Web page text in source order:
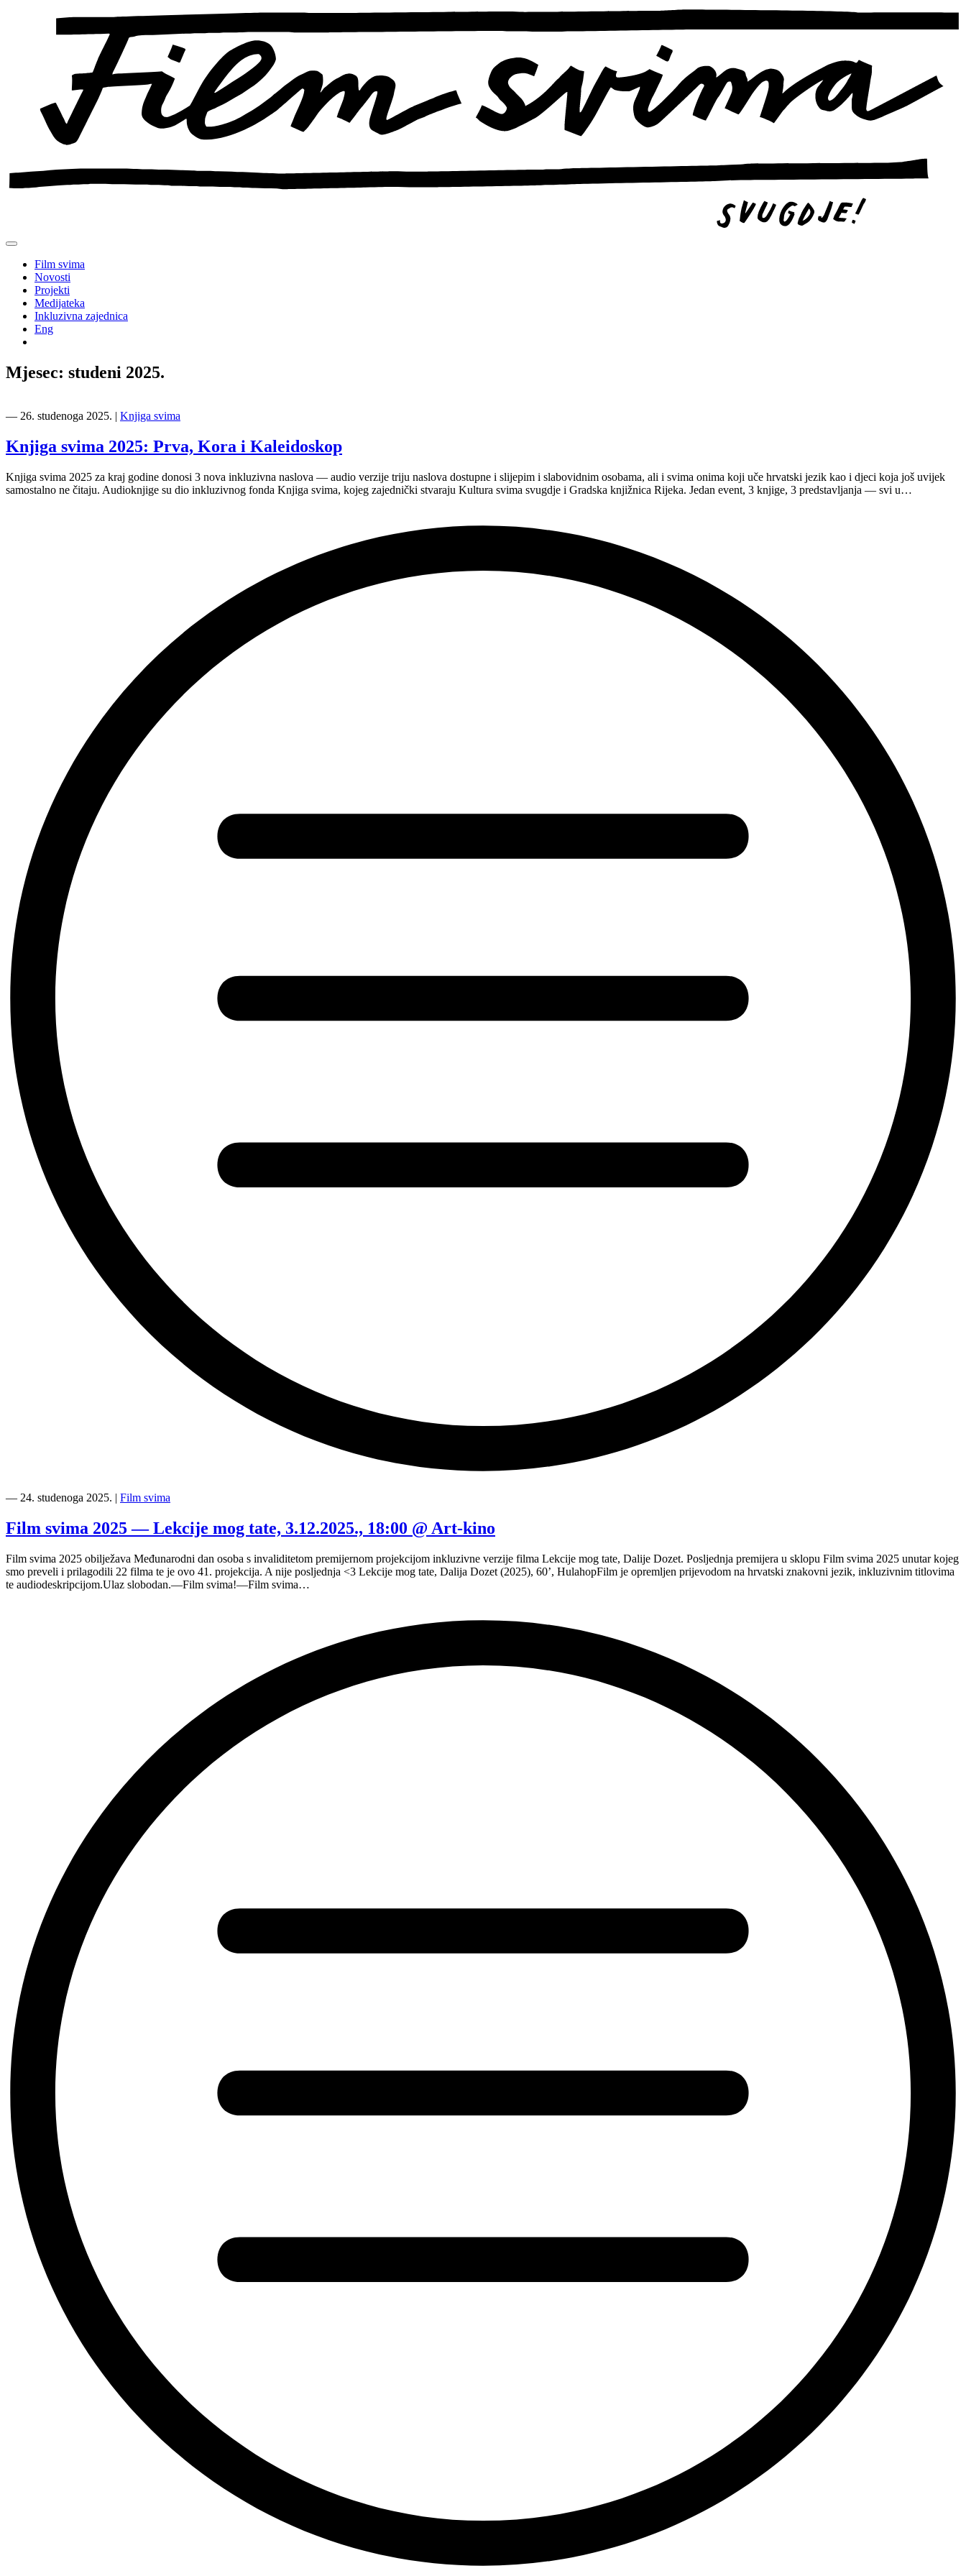
Film svima
Novosti
Projekti
Medijateka
Inkluzivna zajednica
Eng
Mjesec: studeni 2025.
― 26. studenoga 2025. | Knjiga svima
Knjiga svima 2025: Prva, Kora i Kaleidoskop
Knjiga svima 2025 za kraj godine donosi 3 nova inkluzivna naslova — audio verzije triju naslova dostupne i slijepim i slabovidnim osobama, ali i svima onima koji uče hrvatski jezik kao i djeci koja još uvijek
samostalno ne čitaju. Audioknjige su dio inkluzivnog fonda Knjiga svima, kojeg zajednički stvaraju Kultura svima svugdje i Gradska knjižnica Rijeka. Jedan event, 3 knjige, 3 predstavljanja — svi u…
svima
Prva,
Kora
Kaleidoskop”
― 24. studenoga 2025. | Film svima
Film svima 2025 — Lekcije mog tate, 3.12.2025., 18:00 @ Art-kino
Film svima 2025 obilježava Međunarodni dan osoba s invaliditetom premijernom projekcijom inkluzivne verzije filma Lekcije mog tate, Dalije Dozet. Posljednja premijera u sklopu Film svima 2025 unutar kojeg
smo preveli i prilagodili 22 filma te je ovo 41. projekcija. A nije posljednja <3 Lekcije mog tate, Dalija Dozet (2025), 60’, HulahopFilm je opremljen prijevodom na hrvatski znakovni jezik, inkluzivnim titlovima
te audiodeskripcijom.Ulaz slobodan.—Film svima!—Film svima…